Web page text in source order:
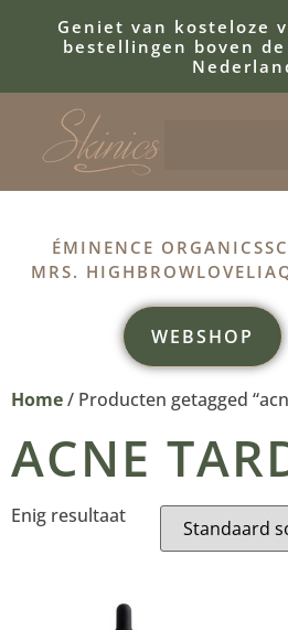
Geniet van kosteloze
bestellingen boven
ÉMINENCE ORGANICS
MRS. HIGHBROWLOVELI
WEBSHOP
Home/ Producten getagged
ACNE
Enig resultaat